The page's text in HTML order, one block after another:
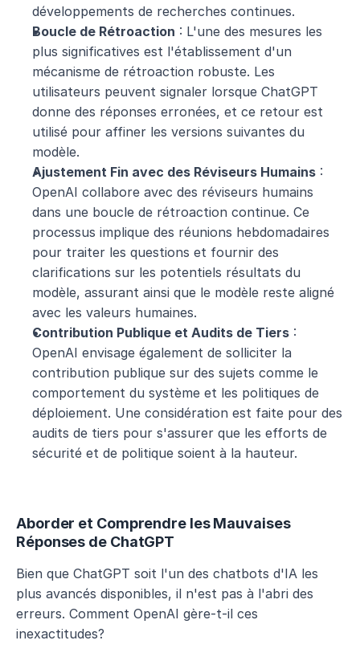
développements de recherches continues.
Boucle de Rétroaction : L'une des mesures les
plus significatives est l'établissement d'un
mécanisme de rétroaction robuste. Les
utilisateurs peuvent signaler lorsque ChatGPT
donne des réponses erronées, et ce retour est
utilisé pour affiner les versions suivantes du
modèle.
Ajustement Fin avec des Réviseurs Humains :
OpenAI collabore avec des réviseurs humains
dans une boucle de rétroaction continue. Ce
processus implique des réunions hebdomadaires
pour traiter les questions et fournir des
clarifications sur les potentiels résultats du
modèle, assurant ainsi que le modèle reste aligné
avec les valeurs humaines.
Contribution Publique et Audits de Tiers :
OpenAI envisage également de solliciter la
contribution publique sur des sujets comme le
comportement du système et les politiques de
déploiement. Une considération est faite pour des
audits de tiers pour s'assurer que les efforts de
sécurité et de politique soient à la hauteur.
Aborder et Comprendre les Mauvaises
Réponses de ChatGPT
Bien que ChatGPT soit l'un des chatbots d'IA les
plus avancés disponibles, il n'est pas à l'abri des
erreurs. Comment OpenAI gère-t-il ces
inexactitudes?